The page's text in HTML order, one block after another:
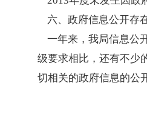
六、政府信息公开存
一年来，我局信息公
级要求相比，还有不少
切相关的政府信息的公